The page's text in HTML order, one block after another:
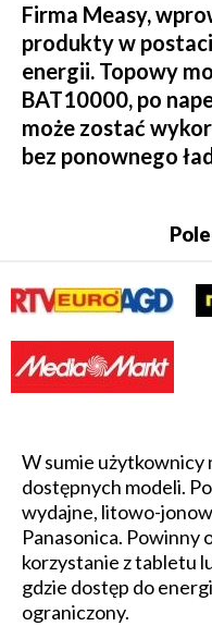
Firma Measy,
produkty w
energii. Topowy
BAT10000, po
może zostać
bez ponownego
W sumie użytkownicy
dostępnych modeli.
wydajne, litowo-
Panasonica. Powinny
korzystanie z tabletu
gdzie dostęp do
ograniczony.